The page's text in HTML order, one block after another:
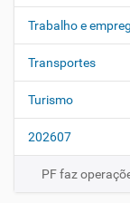
Trabalho e
Transportes
Turismo
202607
PF faz